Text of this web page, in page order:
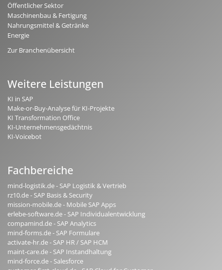
Öffentlicher Sektor
Maschinenbau & Fertigung
Nahrungsmittel & Getränke
Energie
Zur Branchenübersicht
Weitere Leistungen
KI in SAP
Make-or-Buy-Analyse für KI-Projekte
KI Transformation Office
KI-Unternehmensgedächtnis
KI-Voicebot
Fachbereiche
mind-logistik.de - SAP Logistik & Vertrieb
rz10.de - SAP Basis & Security
mission-mobile.de - Mobile SAP Apps
erlebe-software.de - SAP Individualentwicklung
compamind.de - SAP Analytics
mind-forms.de - SAP Formulare
activate-hr.de - SAP HR / SAP HCM
maint-care.de - SAP Instandhaltung
mind-force.de - Salesforce